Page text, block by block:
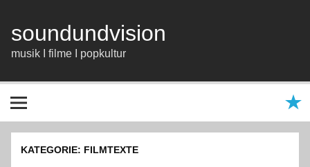
springen
soundundvision
musik I filme I popkultur
KATEGORIE: FILMTEXTE